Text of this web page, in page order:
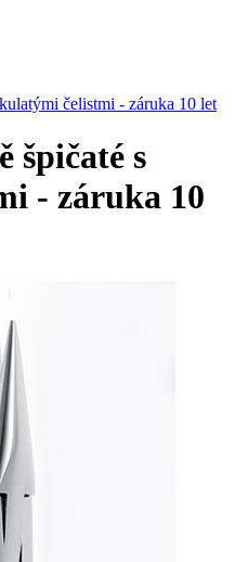
čelistmi - záruka 10 let
špičaté s
- záruka 10